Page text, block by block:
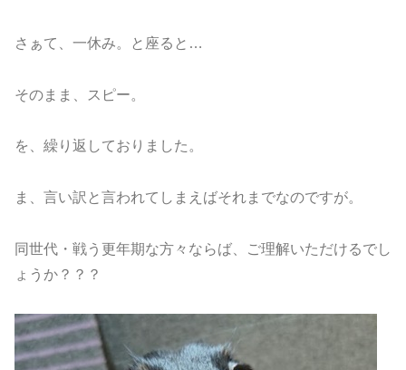
さぁて、一休み。と座ると…
そのまま、スピー。
を、繰り返しておりました。
ま、言い訳と言われてしまえばそれまでなのですが。
同世代・戦う更年期な方々ならば、ご理解いただけるでし
ょうか？？？